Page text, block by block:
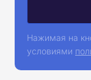
Нажимая на
условиями